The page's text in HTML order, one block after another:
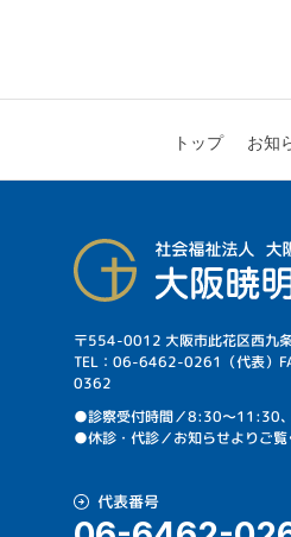
トップ お知
〒554-0012 大阪市此花区西九
TEL：06-6462-0261（代表）
0362
⁩●診察受付時間／8:30～11:30
●休診・代診／お知らせよりご覧
代表番号